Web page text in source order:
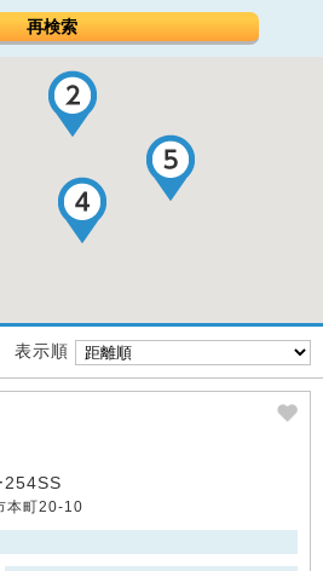
再検索
表示順
本町20-10